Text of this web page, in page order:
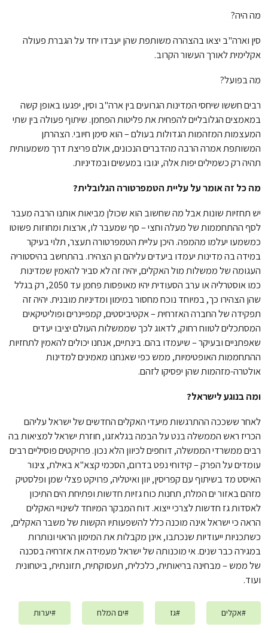
מה היה?
סין וארה"ב יצאו בהצהרה משותפת שהן יעבדו יחד על הגברת פעולה
אקלימית לאורך העשור הקרוב.
מה בפועל?
רבים חששו שיחסי המדינות הגרועים בין ארה"ב וסין, יפגעו באופן קשה
במאמצים הגלובליים להפחית את פליטות הפחמן. שיתוף פעולה בין שתי
המעצמות המזהמות הגדולות בעולם – הוא סימן חיובי. הצהרתן
המשותפת אמרה הרבה מהדברים הנכונים, אולם פריצת דרך משמעותית
תהיה רק כשמילים יפות אלה, יגובו במעשים ובמדיניות.
מה כל זה אומר על עליית הטמפרטורה הגלובלית?
יש תחזיות שונות אבל מה שחשוב הוא שכולן מביאות אותנו הרבה מעבר
לסף ההתחממות של מעלה וחצי – סף שמעבר לו, ארצות ומחוזות פשוטו
כמשמעו יעלמו מהמפה. היכן עליית הטמפרטורה תעצר, תלוי בעיקר
במידה בה מדינות יעמדו ביעדים עליהם הן הצהירו. בהתחשב בהיסטוריה
העגומה של ממשלות מול האקלים, יהיה זה לא סביר להאמין שמדינות
כמו אוסטרליה או ערב הסעודית יהיו מאופסות פחמן עד 2050, רק בגלל
שהן הצהירו כך, במיוחד נוכח מחסור במימון ומדיניות מובנית. יהיה זה
תפקידה של החברה האזרחית – אקטיביסטים, קמפיינרים ופוליטיקאים
המסתכלים לטווח רחוק, לדאוג לכך שממשלות העולם יציבו יעדים
שאפתניים ובעיקר – שיעמדו בהם. בינתיים, אנחנו יכולים להאמין לתחזיות
ההתחממות האופטימיות, ממש כפי שאנחנו מאמינים למדינות
אולטרה-מזהמות שהן יפסיקו לזהם.
ומה בנוגע לישראל?
לאחר ששככה ההתרגשות מיעדי האקלים החדשים של ישראל עליהם
הכריז ראש הממשלה בנט על הבמה בגלאזגו, חוזרת ישראל למציאות בה
רבים ממשרדי הממשלה, דוחפים לכיוון הלא נכון. פרויקטים פוסיליים רבים
עומדים על הפרק – קידוחי נפט בדרום, הסכמי קצא"א באילת, צינור
האיסט מד בשיתוף עם קפריסין, יוון ואיטליה, פרויקט פצלי שמן ופלסטיק
מזהם באזור ים המלח, תחנות כוח גזיות חדשות ופתיחת הים התיכון
לאסדות גז חדשות לצרכי ייצוא. דוח המבקר המיוחד לשינויי האקלים
הראה כי ישראל אינה מוכנה כלל להשפעותיו הקשות של משבר האקלים,
כשתכניות ייעודיות שנכתבו, אינן מקבלות את המימון הראוי ונותרות
במגירה כבר שנים. אי מוכנותה של ישראל מעמידה את אזרחיה בסכנה
של ממש – מבחינה בריאותית, כלכלית, תעסוקתית, תזונתית, ביטחונית
ועוד.
#אקלים #גז #ים המלח #יערות